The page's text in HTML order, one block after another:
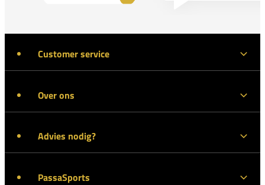
Customer service
Over ons
Advies nodig?
PassaSports